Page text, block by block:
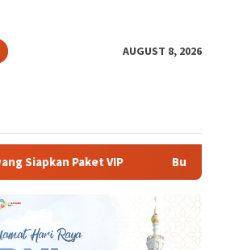
AUGUST 8, 2026
Buka PKKMB 2026, Rektor UNSIKA